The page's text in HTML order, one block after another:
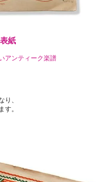
紙
アンティーク楽譜
り、
す。